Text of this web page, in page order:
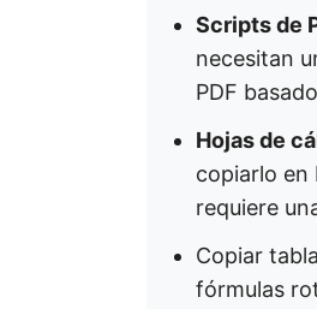
Scripts de
necesitan
PDF
Hojas de
copiarlo en
requiere
Copiar
fórmulas